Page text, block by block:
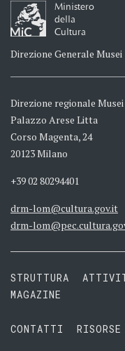
Ministero
della
Cultura
Direzione Generale Musei
Direzione regionale
Palazzo Arese Litta
Corso Magenta, 24
20123 Milano
+39 02 80294401
drm-lom@cultura.gov.it
drm-
STRUTTURA
MAGAZINE
CONTATTI RISORSE